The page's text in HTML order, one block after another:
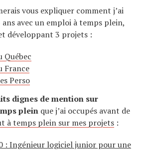
vous expliquer comment j’ai
avec un emploi à temps plein,
développant 3 projets :
Québec
France
Perso
dignes de mention sur
plein que j’ai occupés avant de
à temps plein sur mes projets :
: Ingénieur logiciel junior pour une